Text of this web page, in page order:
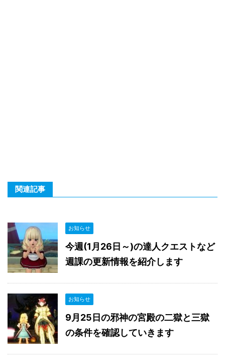
関連記事
お知らせ
今週(1月26日～)の達人クエストなど
週課の更新情報を紹介します
お知らせ
9月25日の邪神の宮殿の二獄と三獄
の条件を確認していきます